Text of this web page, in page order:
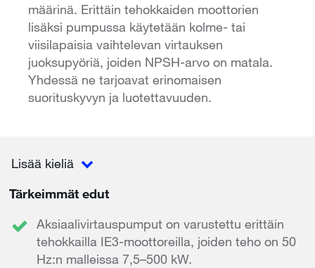
määrinä. Erittäin tehokkaiden moottorien
lisäksi pumpussa käytetään kolme- tai
viisilapaisia vaihtelevan virtauksen
juoksupyöriä, joiden NPSH-arvo on matala.
Yhdessä ne tarjoavat erinomaisen
suorituskyvyn ja luotettavuuden.
Lisää kieliä
Tärkeimmät edut
Aksiaalivirtauspumput on varustettu erittäin
tehokkailla IE3-moottoreilla, joiden teho on 50
Hz:n malleissa 7,5–500 kW.